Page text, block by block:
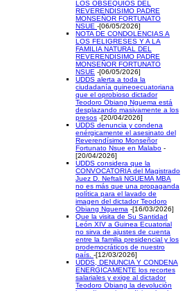
LOS OBSEQUIOS DEL
REVERENDISIMO PADRE
MONSEÑOR FORTUNATO
NSUE -[06/05/2026]
NOTA DE CONDOLENCIAS A
LOS FELIGRESES Y A LA
FAMILIA NATURAL DEL
REVERENDISIMO PADRE
MONSEÑOR FORTUNATO
NSUE -[06/05/2026]
UDDS alerta a toda la
ciudadanía guineoecuatoriana
que el oprobioso dictador
Teodoro Obiang Nguema está
desplazando masivamente a los
presos -[20/04/2026]
UDDS denuncia y condena
enérgicamente el asesinato del
Reverendísimo Monseñor
Fortunato Nsue en Malabo -
[20/04/2026]
UDDS considera que la
CONVOCATORIA del Magistrado
Juez D. Neftali NGUEMA MBA
no es más que una propaganda
política para el lavado de
imagen del dictador Teodoro
Obiang Nguema -[16/03/2026]
Que la visita de Su Santidad
León XIV a Guinea Ecuatorial
no sirva de ajustes de cuenta
entre la familia presidencial y los
prodemocráticos de nuestro
país. -[12/03/2026]
UDDS, DENUNCIA Y CONDENA
ENERGICAMENTE los recortes
salariales y exige al dictador
Teodoro Obiang la devolución